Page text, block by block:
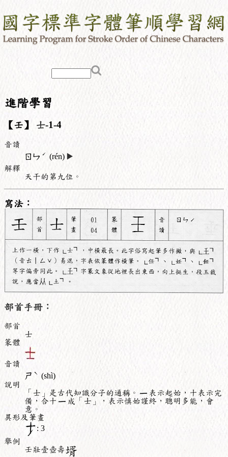
進階學習
【壬】 士-1-4
音讀
ㄖㄣ ˊ (rén) ▶️
解釋
天干的第九位。
寫法：
部首手冊：
部首
士
篆體
音讀
ㄕ ˋ (shì)
說明
「士」是古代知識分子的通稱。
表示起始，十表示完
備，合十
成「士」，表示慎始謹終，聰明多能，會
意。
異形及筆畫
: 3
舉例
壬壯壹壺壽